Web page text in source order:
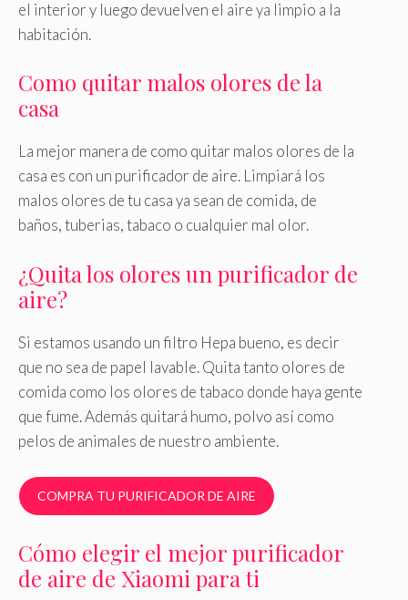
el interior y luego devuelven el aire ya limpio a la
habitación.
Como quitar malos olores de la
casa
La mejor manera de como quitar malos olores de la
casa es con un purificador de aire. Limpiará los
malos olores de tu casa ya sean de comida, de
baños, tuberias, tabaco o cualquier mal olor.
¿Quita los olores un purificador de
aire?
Si estamos usando un filtro Hepa bueno, es decir
que no sea de papel lavable. Quita tanto olores de
comida como los olores de tabaco donde haya gente
que fume. Además quitará humo, polvo así como
pelos de animales de nuestro ambiente.
COMPRA TU PURIFICADOR DE AIRE
Cómo elegir el mejor purificador
de aire de Xiaomi para ti